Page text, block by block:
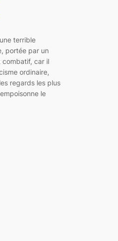
terrible
portée par un
combatif, car il
ordinaire,
regards les plus
le